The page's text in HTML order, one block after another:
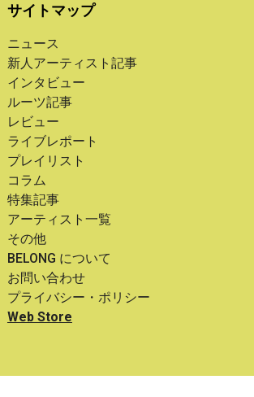
サイトマップ
ニュース
新人アーティスト記事
インタビュー
ルーツ記事
レビュー
ライブレポート
プレイリスト
コラム
特集記事
アーティスト一覧
その他
BELONG について
お問い合わせ
プライバシー・ポリシー
Web Store